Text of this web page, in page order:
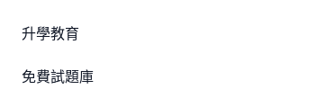
升學教育
免費試題庫